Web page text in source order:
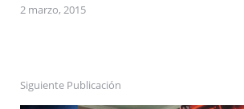
2 marzo, 2015
Siguiente Publicación